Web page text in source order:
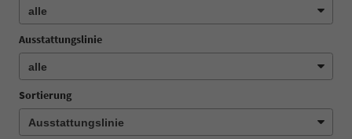
Ausstattungslinie
Sortierung